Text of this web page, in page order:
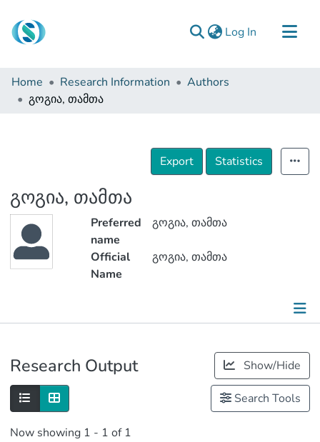
Log In (current)
Communities & Collections
Browse
Home Research Information
Authors
გოგია, თამთა
Export Statistics
გოგია, თამთა
Preferred
name
გოგია, თამთა
Official
Name
გოგია, თამთა
Research Output Show/Hide
Search Tools
Now showing 1 - 1 of 1